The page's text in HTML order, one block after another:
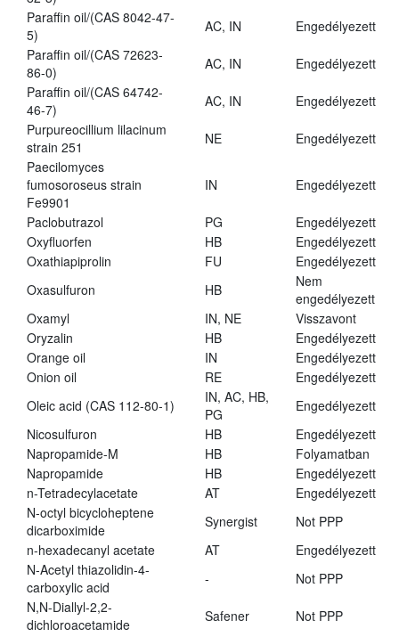
Paraffin oil/(CAS 8042-47-
5)
AC, IN
Engedélyezett
Paraffin oil/(CAS 72623-
86-0)
AC, IN
Engedélyezett
Paraffin oil/(CAS 64742-
46-7)
AC, IN
Engedélyezett
Purpureocillium lilacinum
strain 251
NE
Engedélyezett
Paecilomyces
fumosoroseus strain
Fe9901
IN Engedélyezett
Paclobutrazol PG
Engedélyezett
Oxyfluorfen
HB
Engedélyezett
Oxathiapiprolin
FU
Engedélyezett
Oxasulfuron
HB
Nem
engedélyezett
Oxamyl
IN, NE
Visszavont
Oryzalin
HB
Engedélyezett
Orange oil
IN
Engedélyezett
Onion oil
RE
Engedélyezett
Oleic acid (CAS 112-80-1)
IN, AC, HB,
PG
Engedélyezett
Nicosulfuron
HB
Engedélyezett
Napropamide-M
HB
Folyamatban
Napropamide
HB
Engedélyezett
n-Tetradecylacetate
AT
Engedélyezett
N-octyl bicycloheptene
dicarboximide
Synergist
Not PPP
n-hexadecanyl acetate
AT
Engedélyezett
N-Acetyl thiazolidin-4-
carboxylic acid
-
Not PPP
N,N-Diallyl-2,2-
dichloroacetamide
Safener
Not PPP